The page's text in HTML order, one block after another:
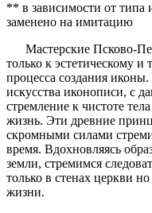
** в зависимости от типа
заменено на имитацию
Мастерские Псково-
только к эстетическому и
процесса создания
искусства иконописи, с
стремление к чистоте
жизнь. Эти древние
скромными силами
время. Вдохновляясь
земли, стремимся
только в стенах церкви
жизни.